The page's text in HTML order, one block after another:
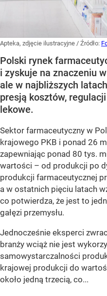
Apteka, zdjęcie ilustracyjne / Źródło:
Polski rynek
i zyskuje na znaczeniu
ale w najbliższych
presją kosztów,
lekowe.
Sektor farmaceutyczny w
krajowego PKB i ponad 26
zapewniając ponad 80 tys.
wartości – od produkcji po
produkcji farmaceutycznej
a w ostatnich pięciu latach
co potwierdza, że jest to
gałęzi przemysłu.
Jednocześnie eksperci
branży wciąż nie jest
samowystarczalności
krajowej produkcji do
około jedną trzecią, co...